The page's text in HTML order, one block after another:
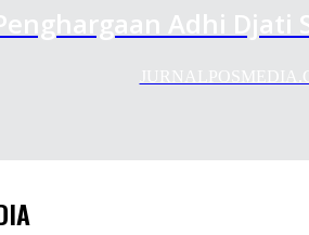
Adhi Djati